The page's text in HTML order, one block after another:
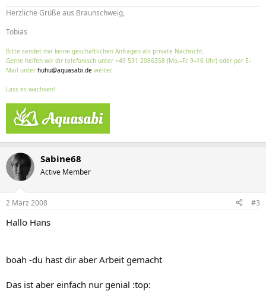
Herzliche Grüße aus Braunschweig,
Tobias
Bitte sendet mir keine geschäftlichen Anfragen als private Nachricht.
Gerne helfen wir dir telefonisch unter +49 531 2086358 (Mo.–Fr. 9–16 Uhr) oder per E-
Mail unter huhu@aquasabi.de weiter.
Lass es wachsen!
Sabine68
Active Member
2 März 2008 #3
Hallo Hans
boah -du hast dir aber Arbeit gemacht
Das ist aber einfach nur genial :top: